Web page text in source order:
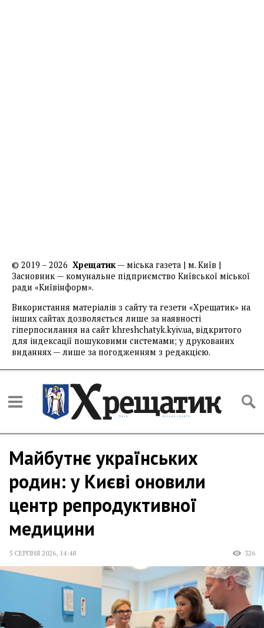
© 2019 – 2026 Хрещатик— міська газета | м. Київ |
Засновник — комунальне підприємство Київської міської
ради «Київінформ».
Використання матеріалів з сайту та гезети «Хрещатик» на
інших сайтах дозволяється лише за наявності
гіперпосилання на сайт khreshchatyk.kyiv.ua, відкритого
для індексації пошуковими системами; у друкованих
виданнях — лише за погодженням з редакцією.
Майбутнє українських
родин: у Києві оновили
центр репродуктивної
медицини
5 СЕРПНЯ 2026, 14:48 326